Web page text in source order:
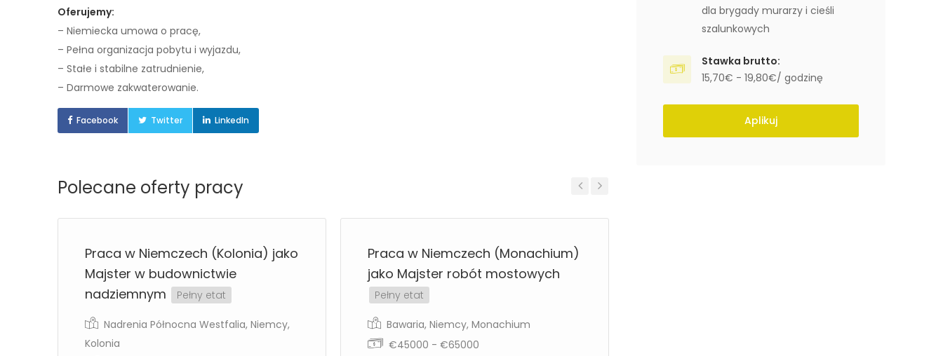
Oferujemy:
– Niemiecka umowa o pracę,
– Pełna organizacja pobytu i wyjazdu,
– Stałe i stabilne zatrudnienie,
– Darmowe zakwaterowanie.
Facebook Twitter LinkedIn
Polecane oferty pracy
Praca w Niemczech (Kolonia) jako
Majster w budownictwie
nadziemnym
Pełny etat
Nadrenia Północna Westfalia, Niemcy,
Kolonia
Praca w Niemczech (Monachium)
jako Majster robót mostowych
Pełny etat
Bawaria, Niemcy, Monachium
€45000 - €65000
dla brygady murarzy i cieśli
szalunkowych
Stawka brutto:
15,70€ - 19,80€/ godzinę
Aplikuj